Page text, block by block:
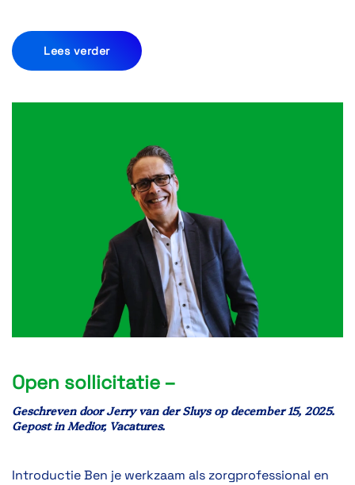
Lees verder
Open sollicitatie –
Geschreven doorJerry van der Sluysop december 15, 2025.
Gepost inMedior, Vacatures.
Introductie Ben je werkzaam als zorgprofessional en